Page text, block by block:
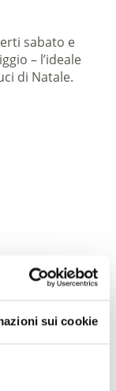
sui cookie
sabato e
– l’ideale
di Natale.